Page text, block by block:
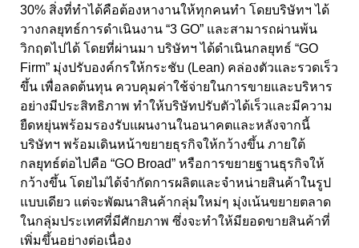
30% สิ่งที่ทำได้คือต้องหางานให้ทุกคนทำ โดยบริษัทฯ ได้
วางกลยุทธ์การดำเนินงาน “3 GO” และสามารถผ่านพ้น
วิกฤตไปได้ โดยที่ผ่านมา บริษัทฯ ได้ดำเนินกลยุทธ์ “GO
Firm” มุ่งปรับองค์กรให้กระชับ (Lean) คล่องตัวและรวดเร็ว
ขึ้น เพื่อลดต้นทุน ควบคุมค่าใช้จ่ายในการขายและบริหาร
อย่างมีประสิทธิภาพ ทำให้บริษัทปรับตัวได้เร็วและมีความ
ยืดหยุ่นพร้อมรองรับแผนงานในอนาคตและหลังจากนี้
บริษัทฯ พร้อมเดินหน้าขยายธุรกิจให้กว้างขึ้น ภายใต้
กลยุทธ์ต่อไปคือ “GO Broad” หรือการขยายฐานธุรกิจให้
กว้างขึ้น โดยไม่ได้จำกัดการผลิตและจำหน่ายสินค้าในรูป
แบบเดียว แต่จะพัฒนาสินค้ากลุ่มใหม่ๆ มุ่งเน้นขยายตลาด
ในกลุ่มประเทศที่มีศักยภาพ ซึ่งจะทำให้มียอดขายสินค้าที่
เพิ่มขึ้นอย่างต่อเนื่อง